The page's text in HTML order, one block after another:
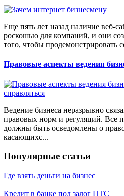
Еще пять лет назад наличие веб-
роскошью для компаний, и они
того, чтобы продемонстрировать
Правовые аспекты ведения
Ведение бизнеса неразрывно
правовых норм и регуляций. Все
должны быть осведомлены о
касающихс...
Популярные статьи
Где взять деньги на бизнес
Кредит в банке под залог ПТС